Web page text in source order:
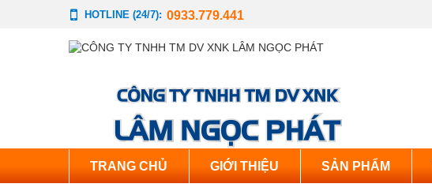
HOTLINE (24/7): 0933.779.441
TRANG CHỦ GIỚI THIỆU SẢN PHẨM